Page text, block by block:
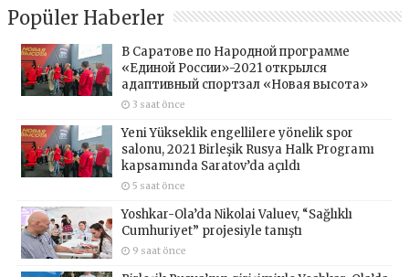
Popüler Haberler
В Саратове по Народной программе
«Единой России»-2021 открылся
адаптивный спортзал «Новая высота»
3 saat önce
Yeni Yükseklik engellilere yönelik spor
salonu, 2021 Birleşik Rusya Halk Programı
kapsamında Saratov’da açıldı
5 saat önce
Yoshkar-Ola’da Nikolai Valuev, “Sağlıklı
Cumhuriyet” projesiyle tanıştı
9 saat önce